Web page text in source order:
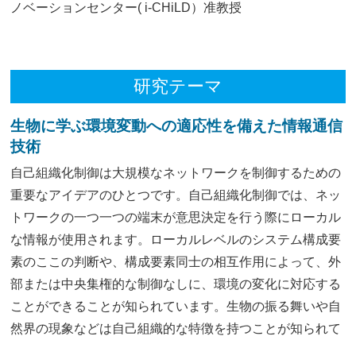
ノベーションセンター( i-CHiLD）准教授
研究テーマ
生物に学ぶ環境変動への適応性を備えた情報通信
技術
自己組織化制御は大規模なネットワークを制御するための
重要なアイデアのひとつです。自己組織化制御では、ネッ
トワークの一つ一つの端末が意思決定を行う際にローカル
な情報が使用されます。ローカルレベルのシステム構成要
素のここの判断や、構成要素同士の相互作用によって、外
部または中央集権的な制御なしに、環境の変化に対応する
ことができることが知られています。生物の振る舞いや自
然界の現象などは自己組織的な特徴を持つことが知られて